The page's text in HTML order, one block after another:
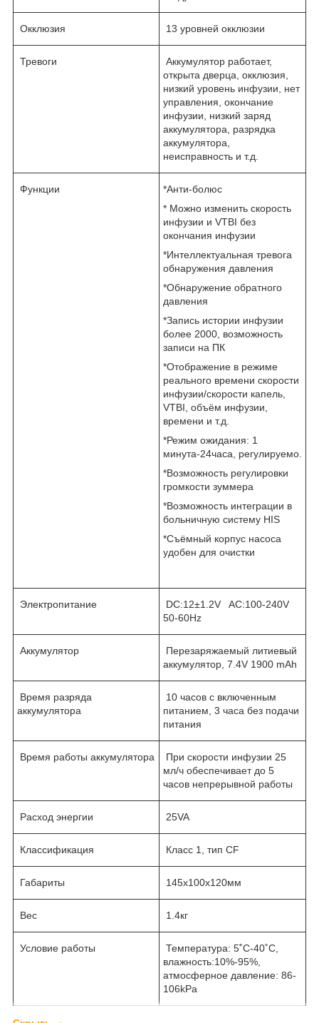
Окклюзия 13 уровней окклюзии
Тревоги
Аккумулятор работает,
открыта дверца, окклюзия,
низкий уровень инфузии, нет
управления, окончание
инфузии, низкий заряд
аккумулятора, разрядка
аккумулятора,
неисправность и т.д.
Функции
*Анти-болюс
* Можно изменить скорость
инфузии и VTBI без
окончания инфузии
*Интеллектуальная тревога
обнаружения давления
*Обнаружение обратного
давления
*Запись истории инфузии
более 2000, возможность
записи на ПК
*Отображение в режиме
реального времени скорости
инфузии/скорости капель,
VTBI, объём инфузии,
времени и т.д.
*Режим ожидания: 1
минута-24часа, регулируемо.
*Возможность регулировки
громкости зуммера
*Возможность интеграции в
больничную систему HIS
*Съёмный корпус насоса
удобен для очистки
Электропитание
DC:12±1.2V AC:100-240V
50-60Hz
Аккумулятор
Перезаряжаемый литиевый
аккумулятор, 7.4V 1900 mAh
Время разряда
аккумулятора
10 часов с включенным
питанием, 3 часа без подачи
питания
Время работы аккумулятора
При скорости инфузии 25
мл/ч обеспечивает до 5
часов непрерывной работы
Расход энергии 25VA
Классификация Класс 1, тип СF
Габариты 145х100х120мм
Вес 1.4кг
Условие работы Температура: 5˚С-40˚С,
влажность:10%-95%,
атмосферное давление: 86-
106kPa